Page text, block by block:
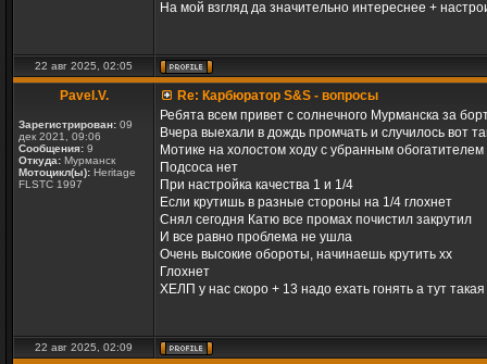
На мой взгляд да значительно интереснее +
22 авг 2025, 02:05
Pavel.V.
Зарегистрирован: 09
дек 2021, 09:06
Сообщения: 9
Откуда: Мурманск
Мотоцикл(ы): Heritage
FLSTC 1997
Re: Карбюратор S&S - вопросы
Ребята всем привет с солнечного Мурманска за
Вчера выехали в дождь промчать и случилось вот
Мотике на холостом ходу с убранным
Подсоса нет
При настройка качества 1 и 1/4
Если крутишь в разные стороны на 1/4 глохнет
Снял сегодня Катю все промах почистил закрутил
И все равно проблема не ушла
Очень высокие обороты, начинаешь крутить хх
Глохнет
ХЕЛП у нас скоро + 13 надо ехать гонять а тут
22 авг 2025, 02:09